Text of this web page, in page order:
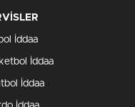
İddaa
İddaa
İddaa